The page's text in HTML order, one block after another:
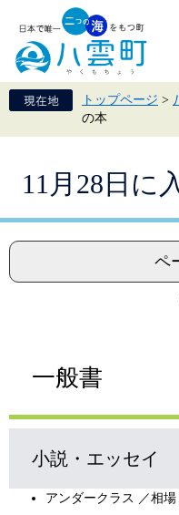
頭
で
飛
ば
て
トップページ >
の本
11月28日に
ペ
一般書
小説・エッセイ
アンダークラス ／相